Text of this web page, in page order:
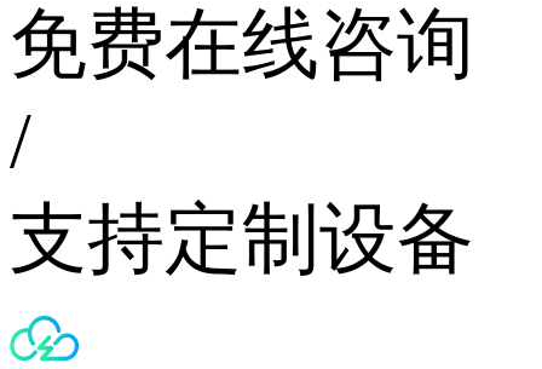
免费在线咨询
/
支持定制设备